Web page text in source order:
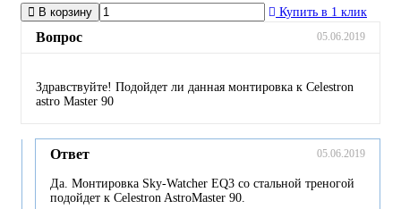
В корзину
Купить в 1 клик
Вопрос 05.06.2019
Здравствуйте! Подойдет ли данная монтировка к Celestron
astro Master 90
Ответ 05.06.2019
Да. Монтировка Sky-Watcher EQ3 со стальной треногой
подойдет к Celestron AstroMaster 90.